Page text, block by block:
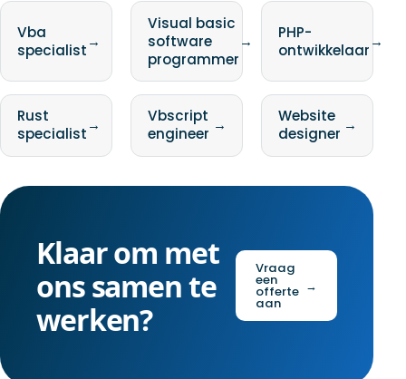
Vba
specialist→
Visual basic
software
programmer
→
PHP-
ontwikkelaar→
Rust
specialist→
Vbscript
engineer →
Website
designer →
Klaar om met
ons samen te
werken?
Vraag
een
offerte
aan
→